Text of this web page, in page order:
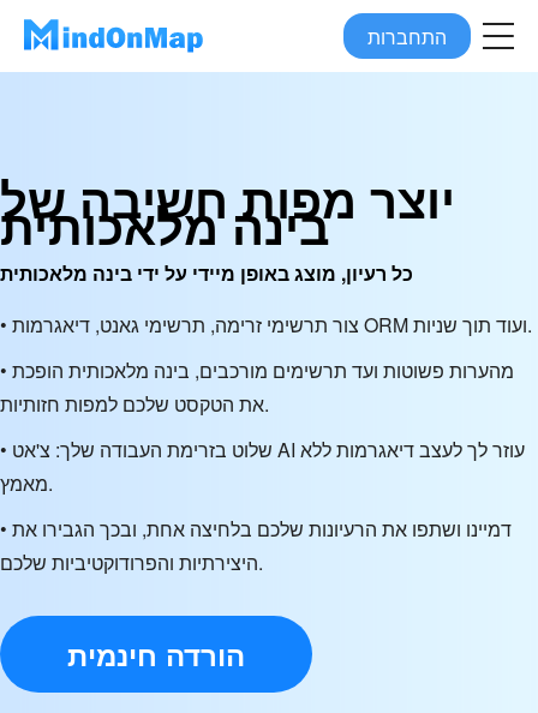
התחברות
יוצר מפות חשיבה של
בינה מלאכותית
כל רעיון, מוצג באופן מיידי על ידי בינה מלאכותית
• צור תרשימי זרימה, תרשימי גאנט, דיאגרמות ORM ועוד תוך שניות.
• מהערות פשוטות ועד תרשימים מורכבים, בינה מלאכותית הופכת
את הטקסט שלכם למפות חזותיות.
• שלוט בזרימת העבודה שלך: צ'אט AI עוזר לך לעצב דיאגרמות ללא
מאמץ.
• דמיינו ושתפו את הרעיונות שלכם בלחיצה אחת, ובכך הגבירו את
היצירתיות והפרודוקטיביות שלכם.
הורדה חינמית